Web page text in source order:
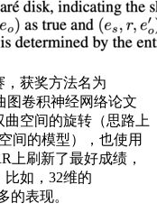
获奖方法名为
图卷积神经网络论文
空间的旋转（思路上
间的模型），也使用
上刷新了最好成绩，
如，32维的
的表现。